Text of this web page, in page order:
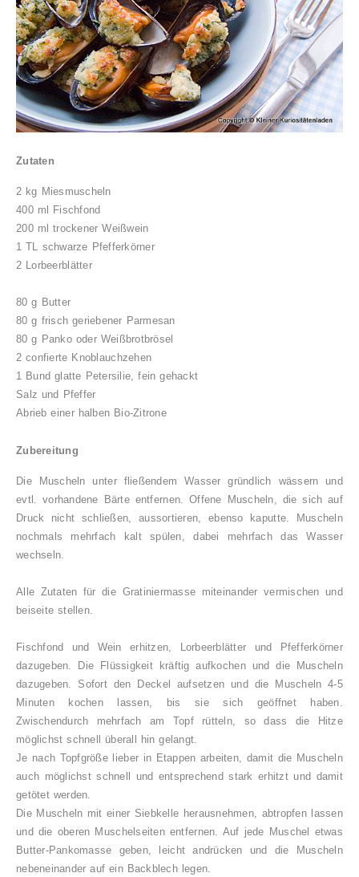
Zutaten
2 kg Miesmuscheln
400 ml Fischfond
200 ml trockener Weißwein
1 TL schwarze Pfefferkörner
2 Lorbeerblätter
80 g Butter
80 g frisch geriebener Parmesan
80 g Panko oder Weißbrotbrösel
2 confierte Knoblauchzehen
1 Bund glatte Petersilie, fein gehackt
Salz und Pfeffer
Abrieb einer halben Bio-Zitrone
Zubereitung
Die Muscheln unter fließendem Wasser gründlich wässern und
evtl. vorhandene Bärte entfernen. Offene Muscheln, die sich auf
Druck nicht schließen, aussortieren, ebenso kaputte. Muscheln
nochmals mehrfach kalt spülen, dabei mehrfach das Wasser
wechseln.
Alle Zutaten für die Gratiniermasse miteinander vermischen und
beiseite stellen.
Fischfond und Wein erhitzen, Lorbeerblätter und Pfefferkörner
dazugeben. Die Flüssigkeit kräftig aufkochen und die Muscheln
dazugeben. Sofort den Deckel aufsetzen und die Muscheln 4-5
Minuten kochen lassen, bis sie sich geöffnet haben.
Zwischendurch mehrfach am Topf rütteln, so dass die Hitze
möglichst schnell überall hin gelangt.
Je nach Topfgröße lieber in Etappen arbeiten, damit die Muscheln
auch möglichst schnell und entsprechend stark erhitzt und damit
getötet werden.
Die Muscheln mit einer Siebkelle herausnehmen, abtropfen lassen
und die oberen Muschelseiten entfernen. Auf jede Muschel etwas
Butter-Pankomasse geben, leicht andrücken und die Muscheln
nebeneinander auf ein Backblech legen.